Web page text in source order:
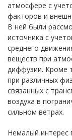
атмосфере с
факторов и
В ней были
источника с
среднего
веществ при
диффузии. Кроме
при различных
связанных с
воздуха в
сильном ветрах.
Немалый интерес